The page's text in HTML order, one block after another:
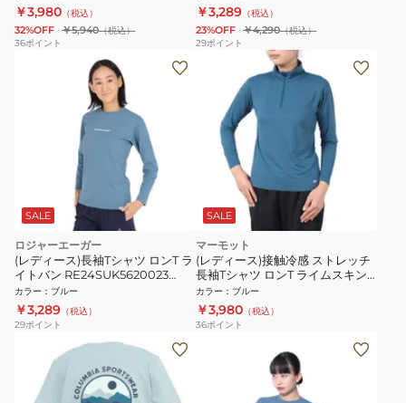
￥3,980 （税込）
32%OFF ￥5,940（税込）
36ポイント
￥3,289 （税込）
23%OFF ￥4,290（税込）
29ポイント
SALE
ロジャーエーガー
(レディース)長袖Tシャツ ロンT ラ
イトバン RE24SUK5620023
BLU
カラー ： ブルー
￥3,289 （税込）
29ポイント
SALE
マーモット
(レディース)接触冷感 ストレッチ
長袖Tシャツ ロンT ライムスキン
ハーフジップ ロングスリーブシャ
ツ TSSWC418-LBL 速乾
カラー ： ブルー
￥3,980 （税込）
36ポイント